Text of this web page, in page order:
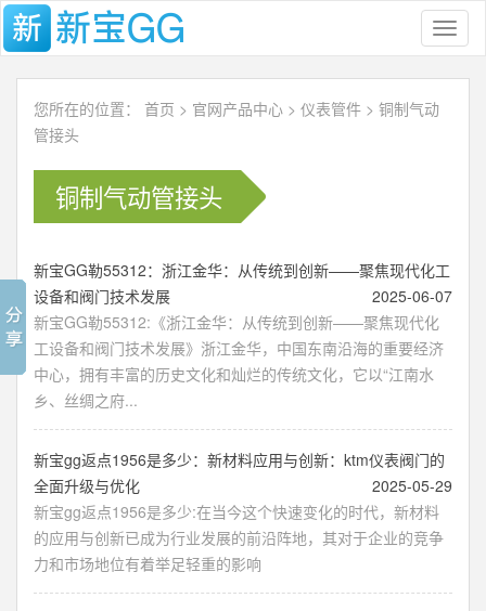
您所在的位置： 首页 > 官网产品中心 > 仪表管件 > 铜制气动
管接头
铜制气动管接头
新宝GG勒55312：浙江金华：从传统到创新——聚焦现代化工
设备和阀门技术发展
2025-06-07
新宝GG勒55312:《浙江金华：从传统到创新——聚焦现代化
工设备和阀门技术发展》浙江金华，中国东南沿海的重要经济
中心，拥有丰富的历史文化和灿烂的传统文化，它以“江南水
乡、丝绸之府...
新宝gg返点1956是多少：新材料应用与创新：ktm仪表阀门的
全面升级与优化
2025-05-29
新宝gg返点1956是多少:在当今这个快速变化的时代，新材料
的应用与创新已成为行业发展的前沿阵地，其对于企业的竞争
力和市场地位有着举足轻重的影响